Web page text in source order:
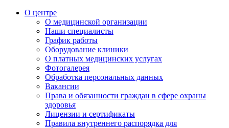
О центре
О медицинской организации
Наши специалисты
График работы
Оборудование клиники
О платных медицинских услугах
Фотогалерея
Обработка персональных данных
Вакансии
Права и обязанности граждан в сфере охраны
здоровья
Лицензии и сертификаты
Правила внутреннего распорядка для